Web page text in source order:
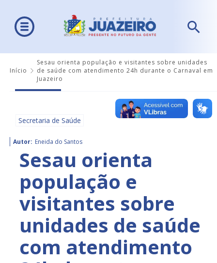
Início
Sesau orienta população e visitantes sobre unidades
de saúde com atendimento 24h durante o Carnaval em
Juazeiro
Secretaria de Saúde
Autor: Eneida do Santos
Sesau orienta
população e
visitantes sobre
unidades de saúde
com atendimento